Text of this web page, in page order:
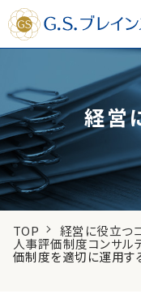
経営
TOP 経営に役立つ
人事評価制度コンサル
価制度を適切に運用す